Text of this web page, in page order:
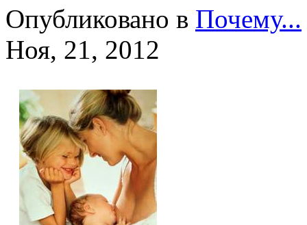
Опубликовано в Почему...
Ноя, 21, 2012